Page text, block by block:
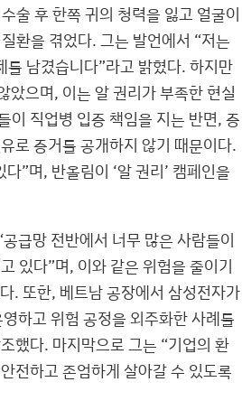
술 후 한쪽 귀의 청력을 잃고 얼굴이
환을 겪었다. 그는 발언에서 “저는
남겼습니다”라고 밝혔다. 하지만
았으며, 이는 알 권리가 부족한 현실
이 직업병 입증 책임을 지는 반면, 증
로 증거를 공개하지 않기 때문이다.
”며, 반올림이 ‘알 권리’ 캠페인을
급망 전반에서 너무 많은 사람들이
있다”며, 이와 같은 위험을 줄이기
. 또한, 베트남 공장에서 삼성전자가
하고 위험 공정을 외주화한 사례를
했다. 마지막으로 그는 “기업의 환
전하고 존엄하게 살아갈 수 있도록